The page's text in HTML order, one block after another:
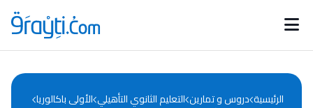
Catégories
d'actualités
Annonces bourses
الرئيسية دروس و تمارين التعليم الثانوي التأهيلي الأولى باكالوريا